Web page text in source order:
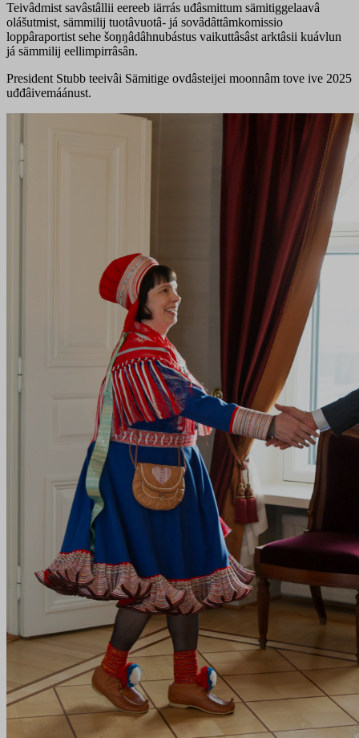
Teivâdmist savâstâllii eereeb iärrás uđâsmittum sämitiggelaavâ
olášutmist, sämmilij tuotâvuotâ- já sovâdâttâmkomissio
loppâraportist sehe šoŋŋâdâhnubástus vaikuttâsâst arktâsii kuávlun
já sämmilij eellimpirrâsân.
President Stubb teeivâi Sämitige ovdâsteijei moonnâm tove ive 2025
uđđâivemáánust.